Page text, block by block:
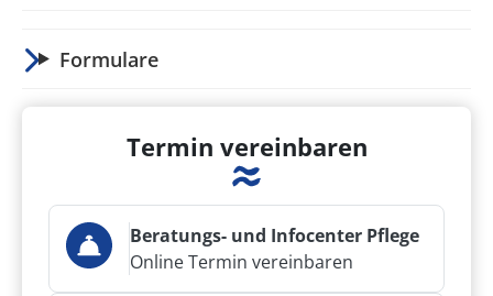
Formulare
Termin vereinbaren
Beratungs- und Infocenter Pflege
Online Termin vereinbaren